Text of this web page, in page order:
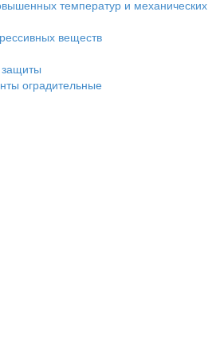
температур и механических
веществ
защиты
оградительные